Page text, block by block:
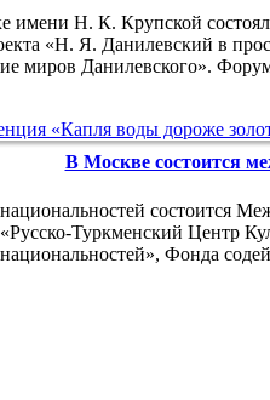
имени Н. К. Крупской
«Н. Я. Данилевский в
миров Данилевского».
В Москве состоится
состоится
Туркменский Центр
Фонда